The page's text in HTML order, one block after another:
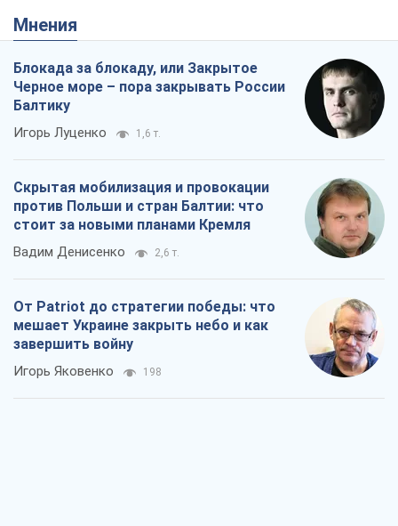
Мнения
Блокада за блокаду, или Закрытое
Черное море – пора закрывать России
Балтику
Игорь Луценко 1,6 т.
Скрытая мобилизация и провокации
против Польши и стран Балтии: что
стоит за новыми планами Кремля
Вадим Денисенко 2,6 т.
От Patriot до стратегии победы: что
мешает Украине закрыть небо и как
завершить войну
Игорь Яковенко 198